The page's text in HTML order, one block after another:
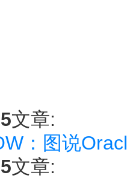
文章:
：图说
文章: